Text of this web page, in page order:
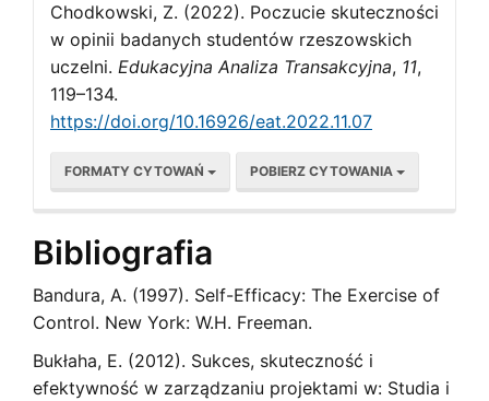
Chodkowski, Z. (2022). Poczucie skuteczności
w opinii badanych studentów rzeszowskich
uczelni. Edukacyjna Analiza Transakcyjna, 11,
119–134.
https://doi.org/10.16926/eat.2022.11.07
FORMATY CYTOWAŃ POBIERZ CYTOWANIA
Bibliografia
Bandura, A. (1997). Self-Efficacy: The Exercise of
Control. New York: W.H. Freeman.
Bukłaha, E. (2012). Sukces, skuteczność i
efektywność w zarządzaniu projektami w: Studia i